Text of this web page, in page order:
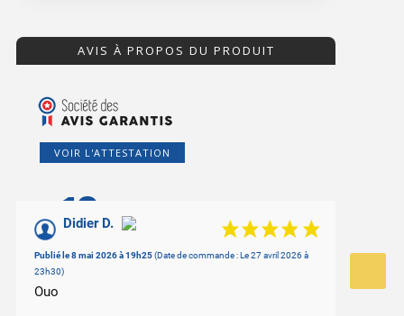
AVIS À PROPOS DU PRODUIT
VOIR L'ATTESTATION
10/10
Basé sur 1 avis
Didier D.
Publié le 8 mai 2026 à 19h25(Date de commande : Le 27 avril 2026 à
23h30)
Ouo